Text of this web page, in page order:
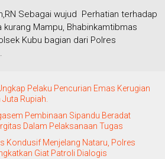
Sebagai wujud Perhatian terhadap
kurang Mampu, Bhabinkamtibmas
Kubu bagian dari Polres
Pelaku Pencurian Emas Kerugian
Rupiah.
Pembinaan Sipandu Beradat
Dalam Pelaksanaan Tugas
Kondusif Menjelang Nataru, Polres
Giat Patroli Dialogis